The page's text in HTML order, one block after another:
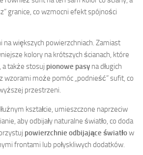
granice, co wzmocni efekt spójności
na większych powierzchniach. Zamiast
kolory na krótszych ścianach, które
a także stosuj pionowe pasy na długich
wzorami może pomóc „podnieść” sufit, co
przestrzeni.
kształcie, umieszczone naprzeciw
aby odbijały naturalne światło, co doda
powierzchnie odbijające światłow
frontami lub połyskliwych dodatków.